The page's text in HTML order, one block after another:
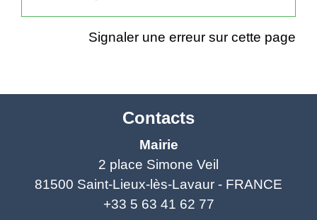
Signaler une erreur sur cette page
Contacts
Mairie
2 place Simone Veil
81500 Saint-Lieux-lès-Lavaur - FRANCE
+33 5 63 41 62 77